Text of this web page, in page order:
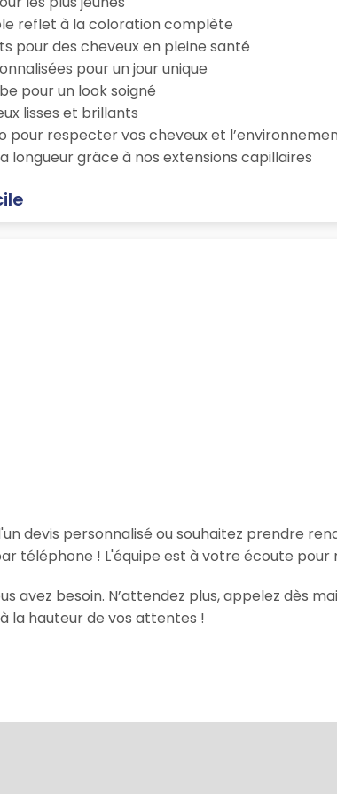
reflet à la coloration complète
pour des cheveux en pleine santé
pour un jour unique
pour un look soigné
lisses et brillants
pour respecter vos cheveux et
longueur grâce à nos extensions capillaires
devis personnalisé ou souhaitez prendre
téléphone ! L'équipe est à votre écoute pour
avez besoin. N’attendez plus, appelez dès
la hauteur de vos attentes !